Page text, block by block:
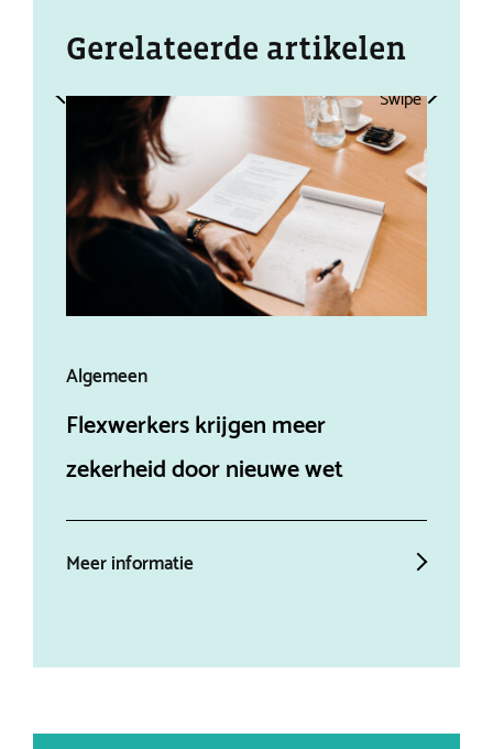
Gerelateerde artikelen
Algemeen
Flexwerkers krijgen meer
zekerheid door nieuwe wet
Meer informatie
Swipe Swipe